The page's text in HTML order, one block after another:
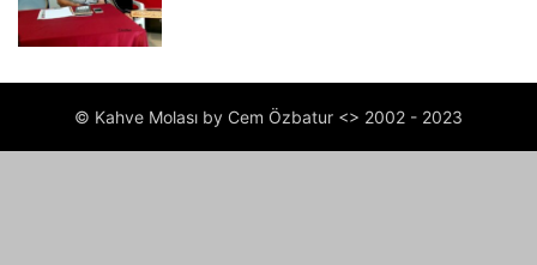
© Kahve Molası by Cem Özbatur <> 2002 - 2023